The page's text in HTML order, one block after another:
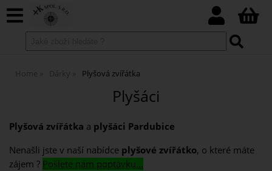
Home Dárky Plyšová zvířátka
Plyšáci
Plyšová zvířátka a plyšáci Pardubice
Nenašli jste v naší nabídce plyšové zvířátko, o které máte
zájem ? Pošlete nám poptávku...